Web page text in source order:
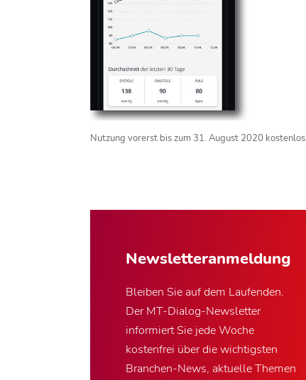
Nutzung vorerst bis zum 31. August 2020 kostenlos
Newsletter­anmeldung
Bleiben Sie auf dem Laufenden.
Der MT-Dialog-Newsletter
informiert Sie jede Woche
kostenfrei über die wichtigsten
Branchen-News, aktuelle Themen